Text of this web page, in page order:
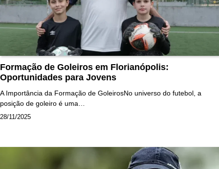
Formação de Goleiros em Florianópolis:
Oportunidades para Jovens
A Importância da Formação de GoleirosNo universo do futebol, a
posição de goleiro é uma…
28/11/2025